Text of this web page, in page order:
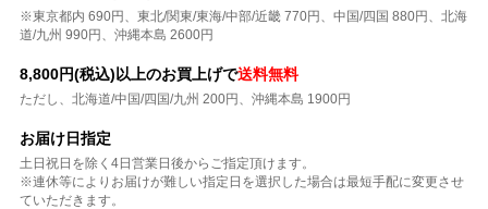
※東京都内 690円、東北/関東/東海/中部/近畿 770円、中国/四国 880円、北海
道/九州 990円、沖縄本島 2600円
8,800円(税込)以上のお買上げで送料無料
ただし、北海道/中国/四国/九州 200円、沖縄本島 1900円
お届け日指定
土日祝日を除く4日営業日後からご指定頂けます。
※連休等によりお届けが難しい指定日を選択した場合は最短手配に変更させ
ていただきます。